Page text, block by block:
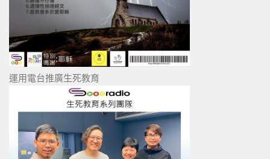
運用電台推廣生死教育